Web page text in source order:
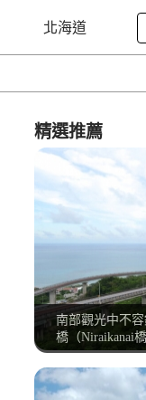
北海道
精選推薦
南部觀光中不
橋（Niraikanai橋